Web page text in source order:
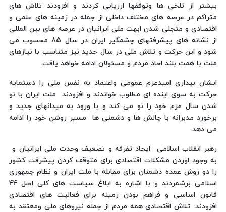
بیشتر از تلخی‌ ها وتوقفها ارزیابی‌ کردند و افزودند‌ تلاش‌ های‌
متراکم‌ در عرصه‌ های‌ مختلف‌ داخلی‌ از جمله‌ در زمینه‌ های‌ علمی‌ و
اقتصادی‌ و متجلی‌ شدن‌ ابهت‌ ملی‌ ایرانیان‌ در عرصه‌ های‌ بین‌ المللی‌
از نشانه‌ های‌ پیشرفتهای‌ چشمگیر ایران‌ در سال‌ ‌85‌ محسوب‌ می‌
شود و این‌ حرکت‌ و تلاش‌ ملی‌ در سال‌ جدید نیز متناسب‌ با نیازهای‌
ملت‌‌ با همت‌ بلند احاد مردم‌ و مسئولان‌ ادامه‌ خواهد یافت‌‌.
ایشان‌‌ بیداری‌‌ امید‌عزم‌ عمومی‌ واعتماد به‌ نفس‌ ملی‌ را دستمایه‌
حرکت‌ به‌ سوی‌ اینده‌ ای‌ مطلوب‌ خواندند و افزودند ‌ ملت‌ ایران‌ با نو
شدن‌ سال‌‌ عزم‌ خود را نو می‌ کند و با ورود به‌ میدانهای‌ جدید و
برخورد مدبرانه‌ با چالش‌ ها و دشمنی‌ ها ‌ مسیر روشن‌ خود را ادامه‌
می‌ دهد‌.
رهبر انقلاب‌ اسلامی‌ ‌‌ ایجاد تفرقه‌ و تضعیف‌ وحدت‌ ملی‌ ایرانیان‌‌‌ و ‌‌
به‌ وجود اوردن‌ مشکلات‌ اقتصادی‌ برای‌ متوقف‌ کردن‌ پیشرفت‌ کشور‌‌
را دو روش‌ عمده‌ دشمنان‌ برای‌ مقابله‌ با ملت‌ ایران‌ و نظام‌ جمهوری‌
قانون‌ اساسی‌ و فراهم‌ بودن‌ زمینه‌ برای‌ فعالیت‌ های‌ اقتصادی‌
افزودند: تلاش‌ اقتصادی‌ همه‌ مردم‌ از جمله‌ نیروهای‌ ملی‌ ومعتقد به‌